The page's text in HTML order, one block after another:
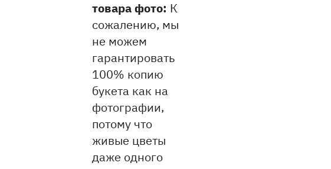
товара фото: К
сожалению, мы
не можем
гарантировать
100% копию
букета как на
фотографии,
потому что
живые цветы
даже одного